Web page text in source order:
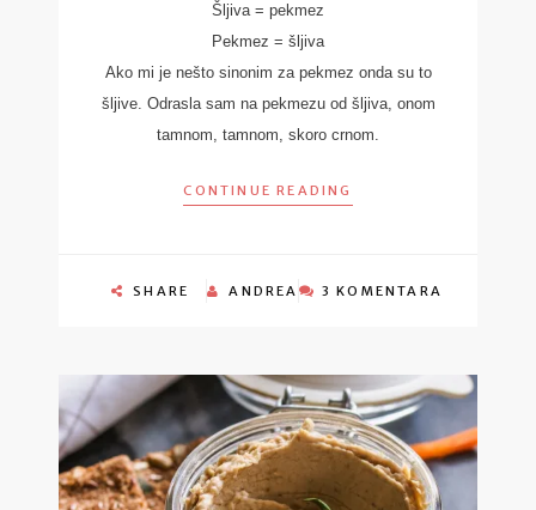
Šljiva = pekmez
Pekmez = šljiva
Ako mi je nešto sinonim za pekmez onda su to
šljive. Odrasla sam na pekmezu od šljiva, onom
tamnom, tamnom, skoro crnom.
CONTINUE READING
SHARE ANDREA 3 KOMENTARA